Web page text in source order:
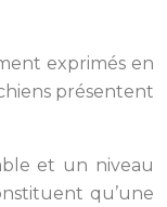
exprimés en
présentent
et un niveau
qu’une